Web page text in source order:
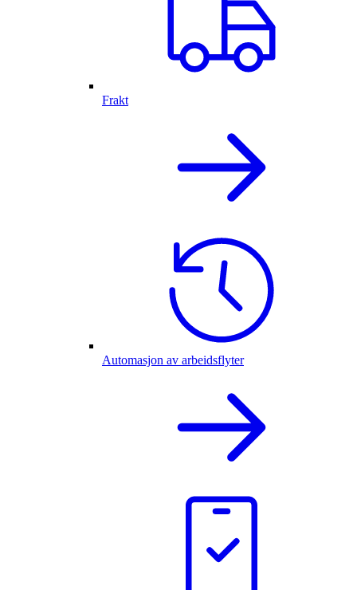
Frakt
Automasjon av arbeidsflyter